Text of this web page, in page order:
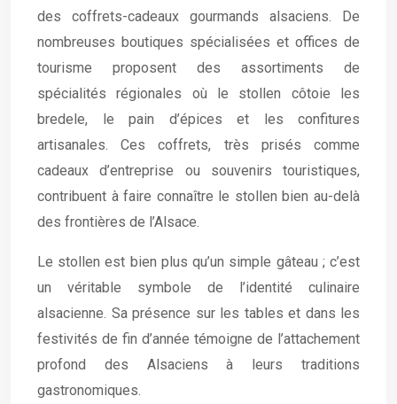
des coffrets-cadeaux gourmands alsaciens. De
nombreuses boutiques spécialisées et offices de
tourisme proposent des assortiments de
spécialités régionales où le stollen côtoie les
bredele, le pain d’épices et les confitures
artisanales. Ces coffrets, très prisés comme
cadeaux d’entreprise ou souvenirs touristiques,
contribuent à faire connaître le stollen bien au-delà
des frontières de l’Alsace.
Le stollen est bien plus qu’un simple gâteau ; c’est
un véritable symbole de l’identité culinaire
alsacienne. Sa présence sur les tables et dans les
festivités de fin d’année témoigne de l’attachement
profond des Alsaciens à leurs traditions
gastronomiques.